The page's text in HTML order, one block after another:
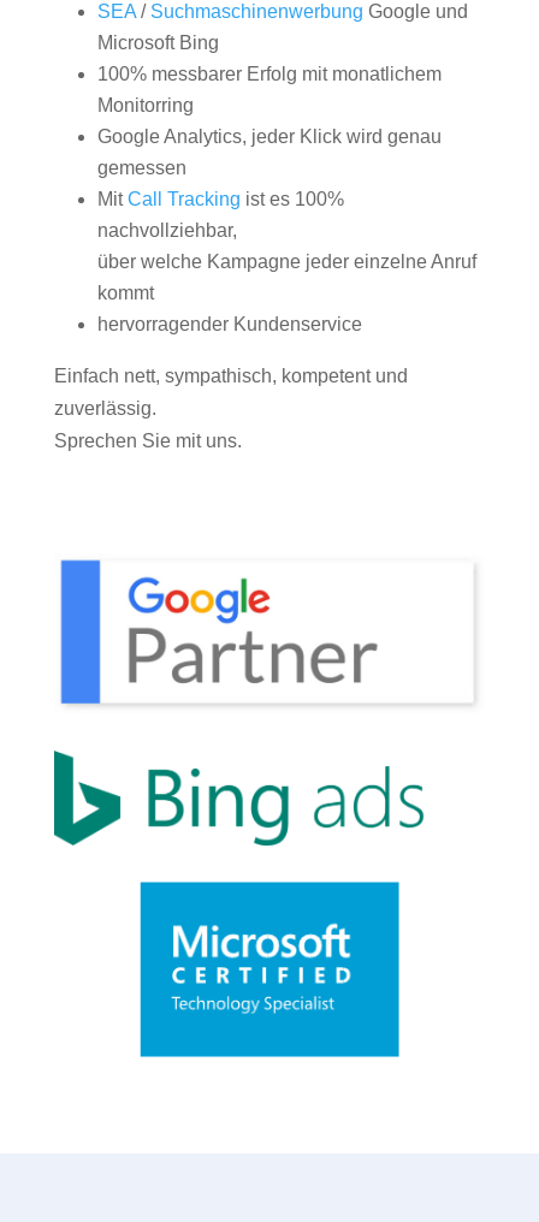
SEA/ Suchmaschinenwerbung Google und
Microsoft Bing
100% messbarer Erfolg mit monatlichem
Monitorring
Google Analytics, jeder Klick wird genau
gemessen
MitCall Tracking ist es 100%
nachvollziehbar,
über welche Kampagne jeder einzelne Anruf
kommt
hervorragender Kundenservice
Einfach nett, sympathisch, kompetent und
zuverlässig.
Sprechen Sie mit uns.